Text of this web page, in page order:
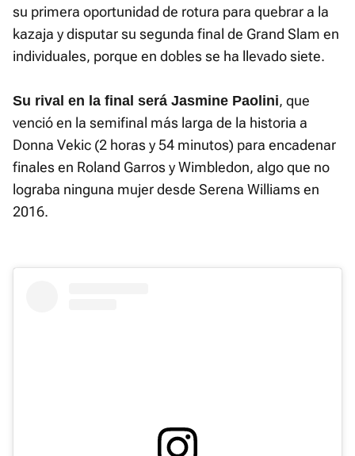
su primera oportunidad de rotura para quebrar a la
kazaja y disputar su segunda final de Grand Slam en
individuales, porque en dobles se ha llevado siete.
Su rival en la final será Jasmine Paolini, que
venció en la semifinal más larga de la historia a
Donna Vekic (2 horas y 54 minutos) para encadenar
finales en Roland Garros y Wimbledon, algo que no
lograba ninguna mujer desde Serena Williams en
2016.